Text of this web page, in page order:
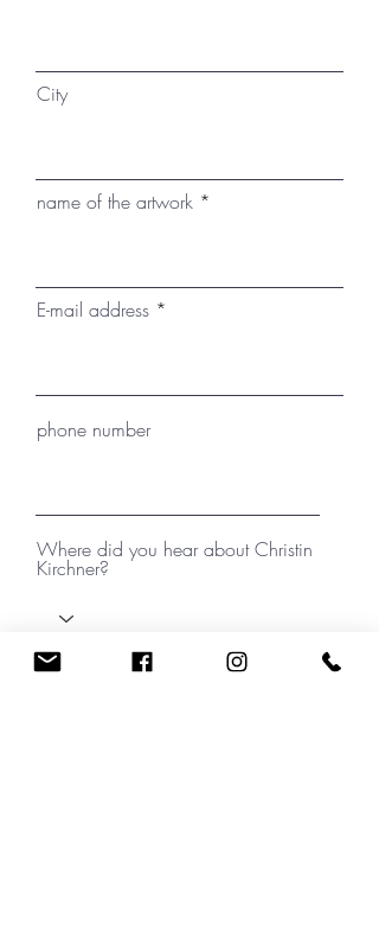
City
name of the artwork
E-mail address
phone number
Where did you hear about Christin
Kirchner?
your message